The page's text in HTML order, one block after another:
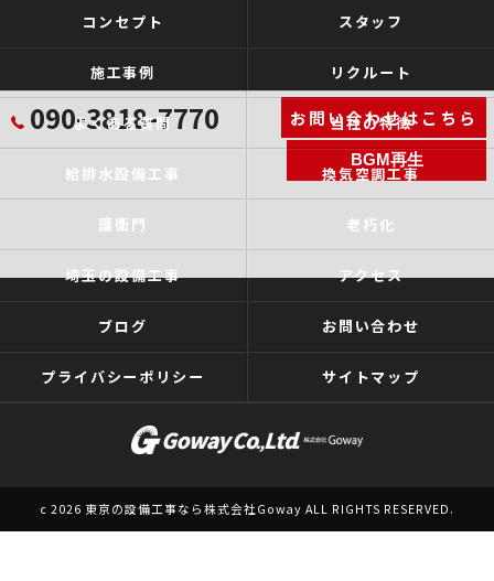
090-3818-7770 お問い合わせはこちら
BGM再生
コンセプト スタッフ
施工事例 リクルート
よくある質問 当社の特徴
給排水設備工事 換気空調工事
護衛門 老朽化
埼玉の設備工事 アクセス
ブログ お問い合わせ
プライバシーポリシー サイトマップ
c 2026 東京の設備工事なら株式会社Goway ALL RIGHTS RESERVED.